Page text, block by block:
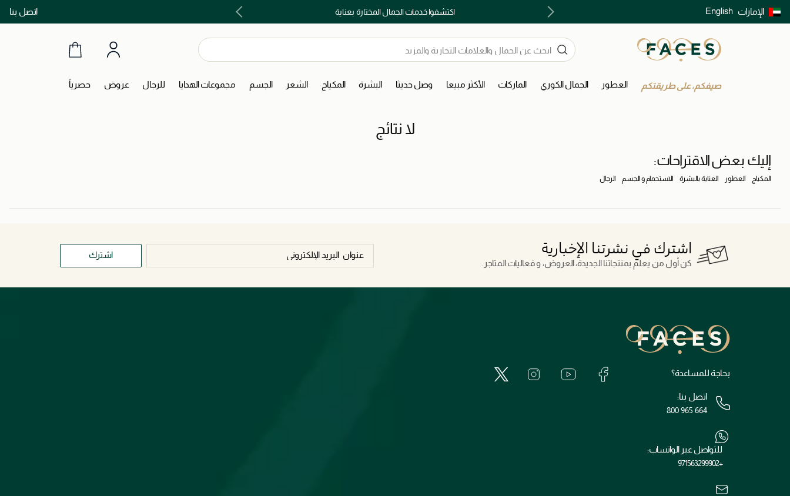
الإمارات English اتصل بنااشتري الآن و ادفع لاحقاً مع تابي و تمارا! اكتشفوا خدمات الجمال المختارة بعناية توصيل سريع على جميع الطلبات ما فوق 299 درهم
صيفكم، على طريقتكم العطور الجمال الكوري الماركات الأكثر مبيعا وصل حديثا البشرة المكياج الشعر الجسم مجموعات الهدايا للرجال عروض حصرياً
لا نتائج
إليك بعض الاقتراحات:
المكياج العطور العناية بالبشرة الاستحمام و الجسم الرجال
اشترك في نشرتنا الإخبارية
كن أول من يعلم بمنتجاتنا الجديدة، العروض، و فعاليات المتاجر.
اشترك
بحاجة للمساعدة؟
اتصل بنا:
800 965 664
للتواصل عبر الواتساب:
+971563299902